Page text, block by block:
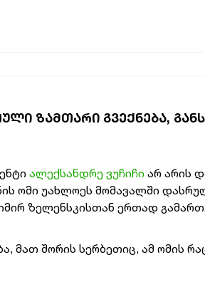
ᲖᲐᲛᲗᲐᲠᲘ ᲒᲕᲔᲥᲜᲔᲑᲐ,
ალექსანდრე ვუჩიჩი არ არის
ომი უახლოეს მომავალში
ზელენსკისთან ერთად
მათ შორის სერბეთიც, ამ ომის